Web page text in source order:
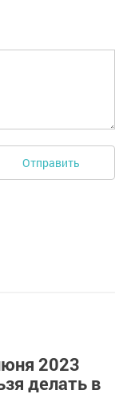
Отправить
2023
делать в